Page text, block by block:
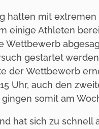
hatten mit
einige Athleten
Wettbewerb
gestartet
der Wettbewerb
Uhr, auch den
somit am
hat sich zu schnell